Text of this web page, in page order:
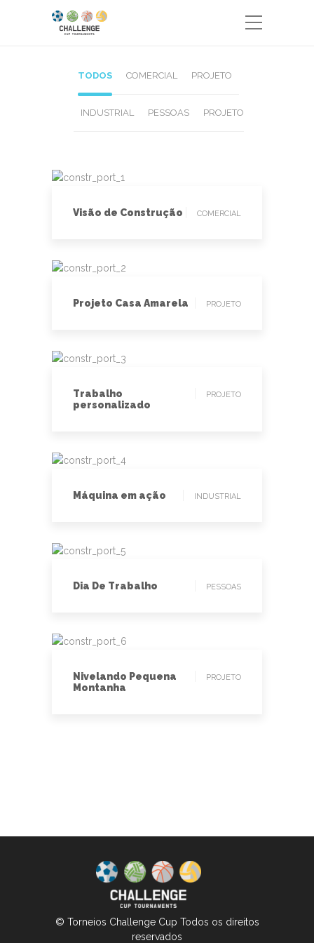
TODOS COMERCIAL PROJETO
INDUSTRIAL PESSOAS PROJETO
Visão de Construção COMERCIAL
Projeto Casa Amarela PROJETO
Trabalho
personalizado
PROJETO
Máquina em ação INDUSTRIAL
Dia De Trabalho PESSOAS
Nivelando Pequena
Montanha
PROJETO
© Torneios Challenge Cup Todos os direitos
reservados